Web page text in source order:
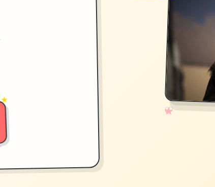
✧
♡
★
♥